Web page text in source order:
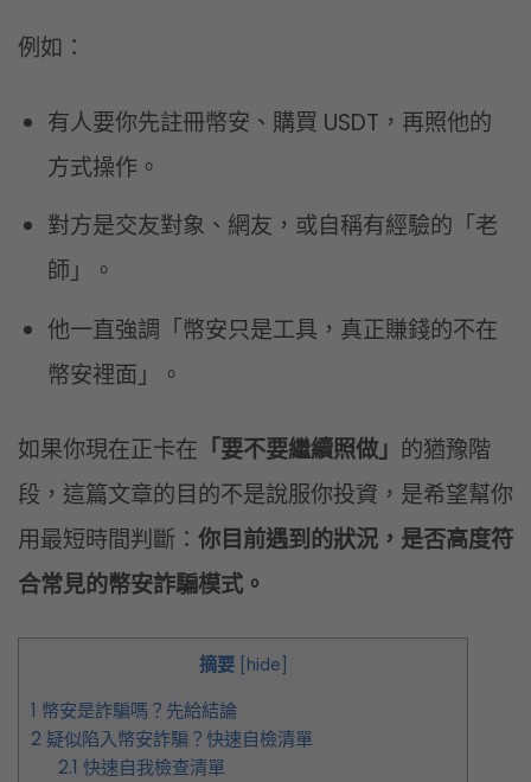
例如：
有人要你先註冊幣安、購買 USDT，再照他的
方式操作。
對方是交友對象、網友，或自稱有經驗的「老
師」。
他一直強調「幣安只是工具，真正賺錢的不在
幣安裡面」。
如果你現在正卡在 「要不要繼續照做」 的猶豫階
段，這篇文章的目的不是說服你投資，是希望幫你
用最短時間判斷： 你目前遇到的狀況，是否高度符
合常見的幣安詐騙模式。
摘要 hide
1 幣安是詐騙嗎？先給結論
2 疑似陷入幣安詐騙？快速自檢清單
2.1 快速自我檢查清單